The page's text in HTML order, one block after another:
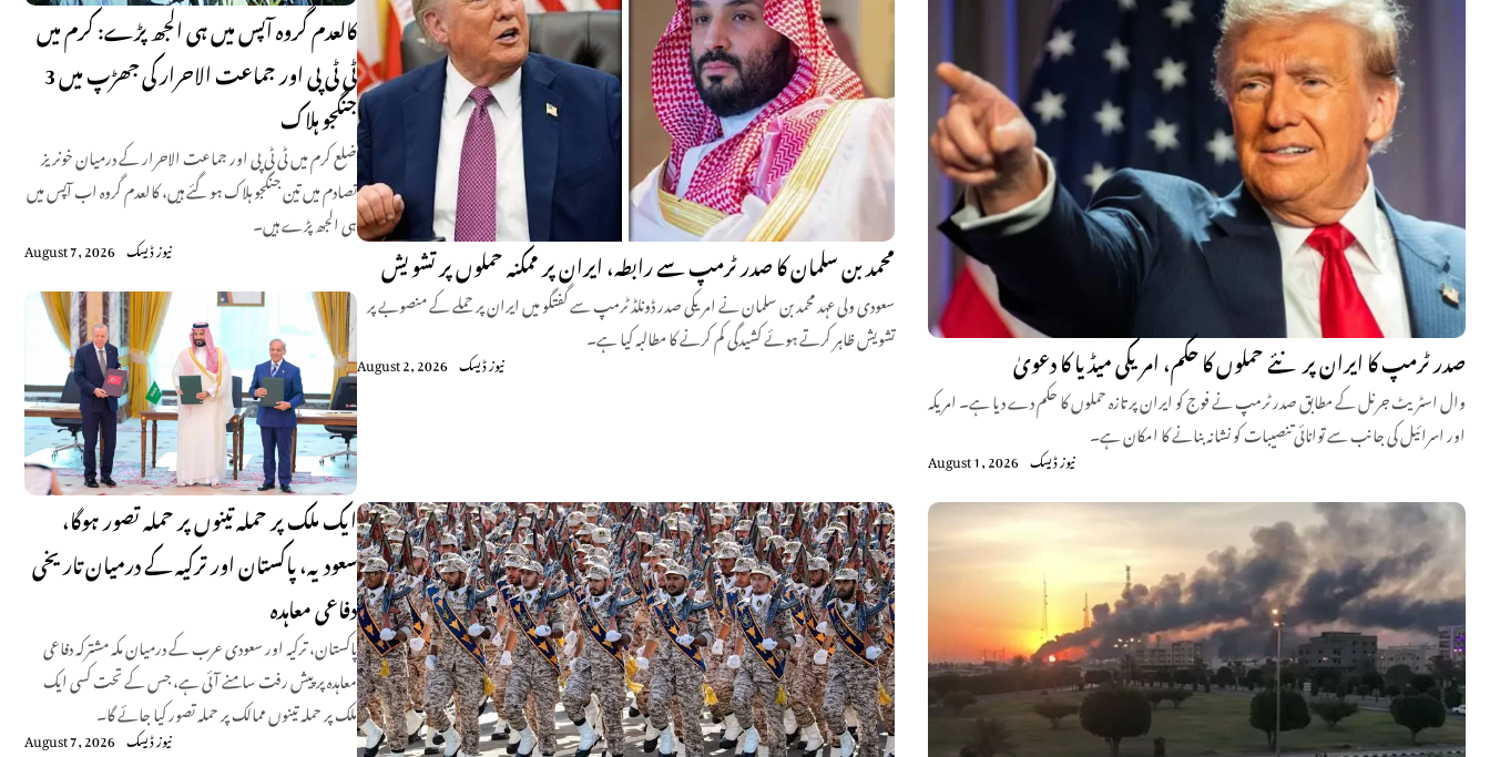
کالعدم گروہ آپس میں ہی الجھ پڑے: کرم میں
ٹی ٹی پی اور جماعت الاحرار کی جھڑپ میں 3
جنگجو ہلاک
ضلع کرم میں ٹی ٹی پی اور جماعت الاحرار کے درمیان خونریز
تصادم میں تین جنگجو ہلاک ہو گئے ہیں، کالعدم گروہ اب آپس میں
ہی الجھ پڑے ہیں۔
August 7, 2026 نیوز ڈیسک
ایک ملک پر حملہ تینوں پر حملہ تصور ہوگا،
سعودیہ، پاکستان اور ترکیہ کے درمیان تاریخی
دفاعی معاہدہ
پاکستان، ترکیہ اور سعودی عرب کے درمیان مکہ مشترکہ دفاعی
معاہدہ پر پیش رفت سامنے آئی ہے، جس کے تحت کسی ایک
ملک پر حملہ تینوں ممالک پر حملہ تصور کیا جائے گا۔
August 7, 2026 نیوز ڈیسک
محمد بن سلمان کا صدر ٹرمپ سے رابطہ، ایران پر ممکنہ حملوں پر تشویش
سعودی ولی عہد محمد بن سلمان نے امریکی صدر ڈونلڈ ٹرمپ سے گفتگو میں ایران پر حملے کے منصوبے پر
تشویش ظاہر کرتے ہوئے کشیدگی کم کرنے کا مطالبہ کیا ہے۔
August 2, 2026 نیوز ڈیسک صدر ٹرمپ کا ایران پر نئے حملوں کا حکم، امریکی میڈیا کا دعویٰ
وال اسٹریٹ جرنل کے مطابق صدر ٹرمپ نے فوج کو ایران پر تازہ حملوں کا حکم دے دیا ہے۔ امریکہ
اور اسرائیل کی جانب سے توانائی تنصیبات کو نشانہ بنانے کا امکان ہے۔
August 1, 2026 نیوز ڈیسک